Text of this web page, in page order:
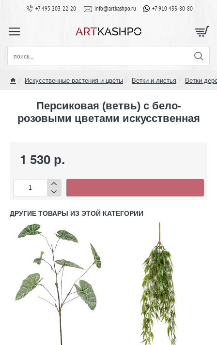
+7 495 203-22-20 info@artkashpo.ru +7 910 433-80-80
поиск...
Искусственные растения и цветы Ветки и листья Ветки
Персиковая (ветвь) с бело-
розовыми цветами искусственная
1 530 р.
ДРУГИЕ ТОВАРЫ ИЗ ЭТОЙ КАТЕГОРИИ